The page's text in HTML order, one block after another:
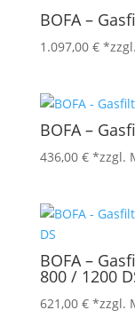
BOFA –
1.097,00 €
BOFA –
436,00 € *zzgl.
BOFA –
800 / 1200
621,00 € *zzgl.